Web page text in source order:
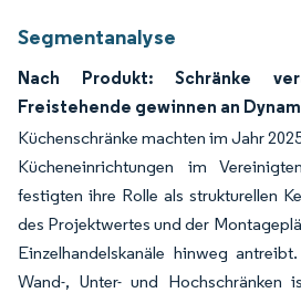
Segmentanalyse
Nach Produkt: Schränke
Freistehende gewinnen an
Küchenschränke machten im Jahr
Kücheneinrichtungen im
festigten ihre Rolle als strukturellen
des Projektwertes und der
Einzelhandelskanäle hinweg
Wand-, Unter- und Hochschränken